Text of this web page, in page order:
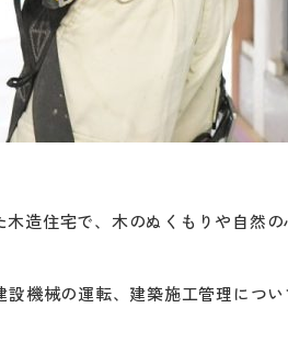
造住宅で、木のぬくもりや自然
機械の運転、建築施工管理につ